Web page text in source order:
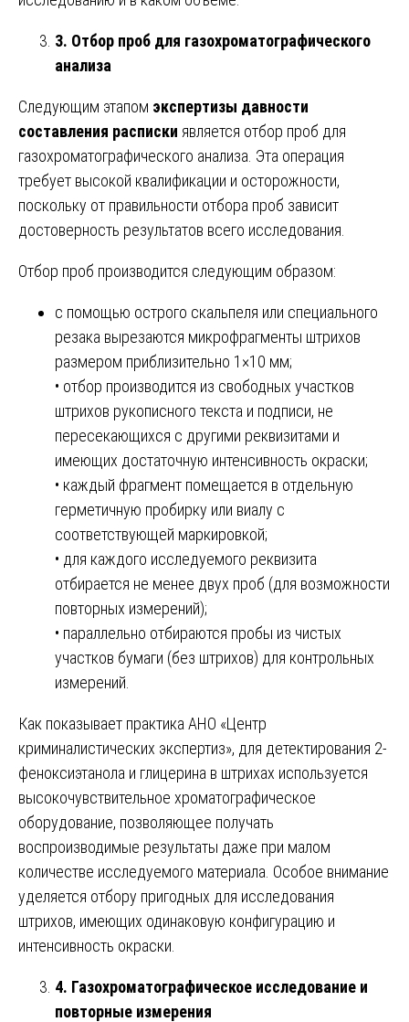
3. Отбор проб для газохроматографического
анализа
Следующим этапом экспертизы давности
составления расписки является отбор проб для
газохроматографического анализа. Эта операция
требует высокой квалификации и осторожности,
поскольку от правильности отбора проб зависит
достоверность результатов всего исследования.
Отбор проб производится следующим образом:
с помощью острого скальпеля или специального
резака вырезаются микрофрагменты штрихов
размером приблизительно 1×10 мм;
• отбор производится из свободных участков
штрихов рукописного текста и подписи, не
пересекающихся с другими реквизитами и
имеющих достаточную интенсивность окраски;
• каждый фрагмент помещается в отдельную
герметичную пробирку или виалу с
соответствующей маркировкой;
• для каждого исследуемого реквизита
отбирается не менее двух проб (для возможности
повторных измерений);
• параллельно отбираются пробы из чистых
участков бумаги (без штрихов) для контрольных
измерений.
Как показывает практика АНО «Центр
криминалистических экспертиз», для детектирования 2-
феноксиэтанола и глицерина в штрихах используется
высокочувствительное хроматографическое
оборудование, позволяющее получать
воспроизводимые результаты даже при малом
количестве исследуемого материала. Особое внимание
уделяется отбору пригодных для исследования
штрихов, имеющих одинаковую конфигурацию и
интенсивность окраски.
4. Газохроматографическое исследование и
повторные измерения